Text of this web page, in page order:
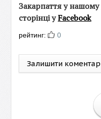
Закарпаття у нашому
сторінці уFacebook
рейтинг: 0
Залишити коментар